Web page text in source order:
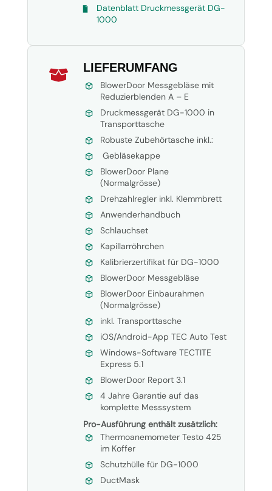
Datenblatt Druckmessgerät DG-
1000
 LIEFERUMFANG
BlowerDoor Messgebläse mit
Reduzierblenden A – E
Druckmessgerät DG-1000 in
Transporttasche
Robuste Zubehörtasche inkl.:
Gebläsekappe
BlowerDoor Plane
(Normalgrösse)
Drehzahlregler inkl. Klemmbrett
Anwenderhandbuch
Schlauchset
Kapillarröhrchen
Kalibrierzertifikat für DG-1000
BlowerDoor Messgebläse
BlowerDoor Einbaurahmen
(Normalgrösse)
inkl. Transporttasche
iOS/Android-App TEC Auto Test
Windows-Software TECTITE
Express 5.1
BlowerDoor Report 3.1
4 Jahre Garantie auf das
komplette Messsystem
Pro-Ausführung enthält zusätzlich:
Thermoanemometer Testo 425
im Koffer
Schutzhülle für DG-1000
DuctMask